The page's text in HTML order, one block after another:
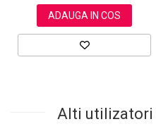
ADAUGA IN COS
Alti utilizatori